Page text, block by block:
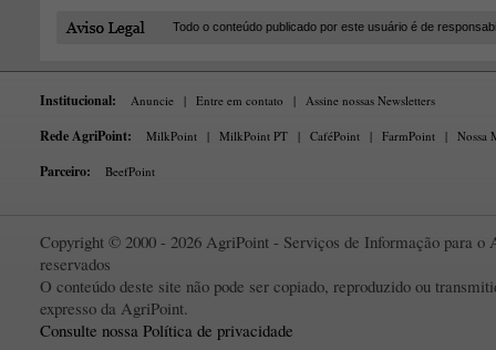
Todo o conteúdo publicado por este usuário é de
Institucional: Anuncie | Entre em contato | Assine nossas Newsletters
Rede AgriPoint: MilkPoint | MilkPoint PT | CaféPoint | FarmPoint | Nossa
Parceiro: BeefPoint
Copyright © 2000 - 2026 AgriPoint - Serviços de Informação para o
reservados
O conteúdo deste site não pode ser copiado, reproduzido ou
expresso da AgriPoint.
Consulte nossa Política de privacidade